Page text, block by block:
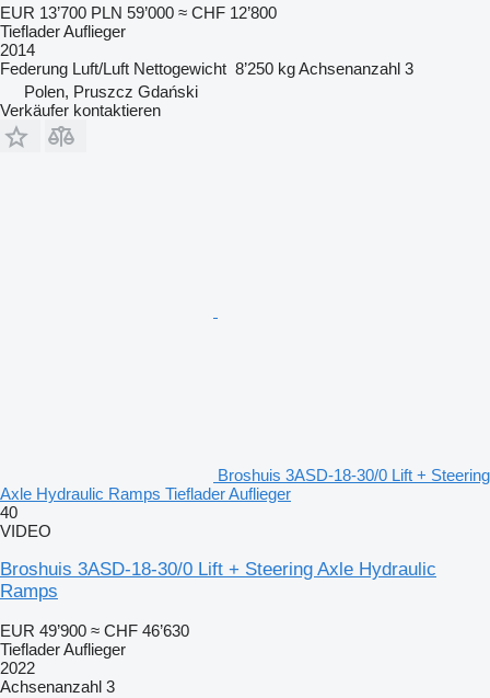
EUR 13’700 PLN 59’000 ≈ CHF 12’800
Tieflader Auflieger
2014
Federung Luft/Luft Nettogewicht 8’250 kgAchsenanzahl 3
Polen, Pruszcz Gdański
Verkäufer kontaktieren
Broshuis 3ASD-18-30/0 Lift + Steering
Axle Hydraulic Ramps Tieflader Auflieger
40
VIDEO
Broshuis 3ASD-18-30/0 Lift + Steering Axle Hydraulic
Ramps
EUR 49’900 ≈ CHF 46’630
Tieflader Auflieger
2022
Achsenanzahl 3